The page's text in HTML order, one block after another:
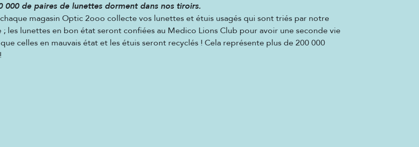
000 de paires de lunettes dorment dans nos tiroirs.
magasin Optic 2ooo collecte vos lunettes et étuis usagés qui sont triés par notre
; les lunettes en bon état seront confiées au Medico Lions Club pour avoir une seconde vie
celles en mauvais état et les étuis seront recyclés ! Cela représente plus de 200 000